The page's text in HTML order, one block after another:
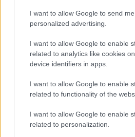
I want to allow Google to send me
personalized advertising.
I want to allow Google to enable
related to analytics like cookies
device identifiers in apps.
I want to allow Google to enable
related to functionality of the
I want to allow Google to enable
related to personalization.
sull’evento nerd di Perugia
Andrea Conforti · 6 Ago 2026
NERD NEWS